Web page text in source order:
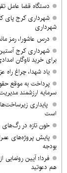
دستگاه قضا عامل
شهرداری کرج پای
شهرداری
درس عاشورا، رمز
شهرداری کرج
برای خرید ناوگان
یاد شهدا، چراغ
پرداخت به موقع
سرمایه ارزشمند
پایداری
است
خون تازه در رگ‌های حمل‌ونقل کرج/ ۱۲
پایش پروژه‌های
بودجه
هم دعوتید